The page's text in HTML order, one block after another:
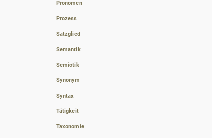
Pronomen
Prozess
Satzglied
Semantik
Semiotik
Synonym
Syntax
Tätigkeit
Taxonomie